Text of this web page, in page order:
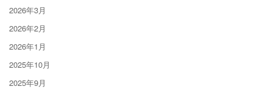
2026年3月
2026年2月
2026年1月
2025年10月
2025年9月